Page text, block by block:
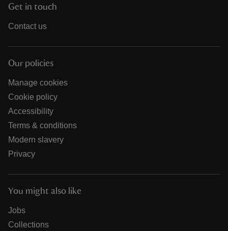
Get in touch
Contact us
Our policies
Manage cookies
Cookie policy
Accessibility
Terms & conditions
Modern slavery
Privacy
You might also like
Jobs
Collections